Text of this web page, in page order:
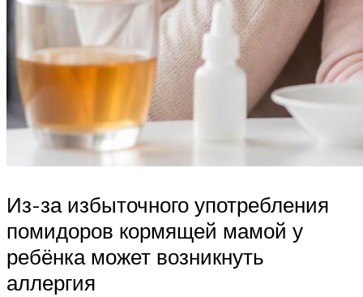
Из-за избыточного употребления
помидоров кормящей мамой у
ребёнка может возникнуть
аллергия